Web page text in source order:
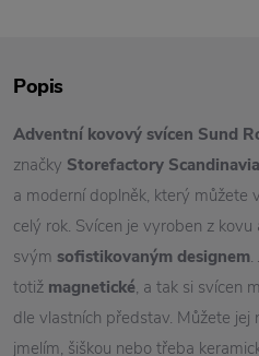
Popis
Adventní kovový svícen Sund
značky Storefactory Scandinavia
a moderní doplněk, který můžete
celý rok. Svícen je vyroben z
svým sofistikovaným designem.
totiž magnetické, a tak si svícen
dle vlastních představ. Můžete jej
jmelím, šiškou nebo třeba